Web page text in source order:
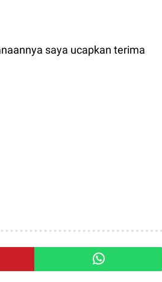
saya ucapkan terima